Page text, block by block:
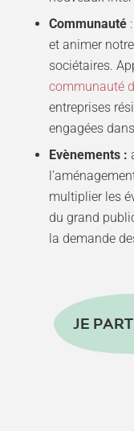
Communauté
et animer
sociétaires.
communauté
entreprises
engagées
Evènements :
multiplier les
du grand
la demande
JE